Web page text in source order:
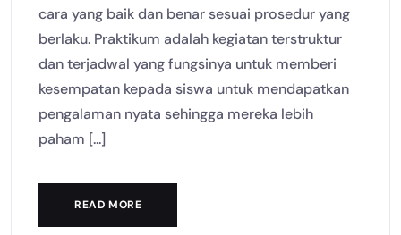
cara yang baik dan benar sesuai prosedur yang
berlaku. Praktikum adalah kegiatan terstruktur
dan terjadwal yang fungsinya untuk memberi
kesempatan kepada siswa untuk mendapatkan
pengalaman nyata sehingga mereka lebih
paham [...]
READ MORE